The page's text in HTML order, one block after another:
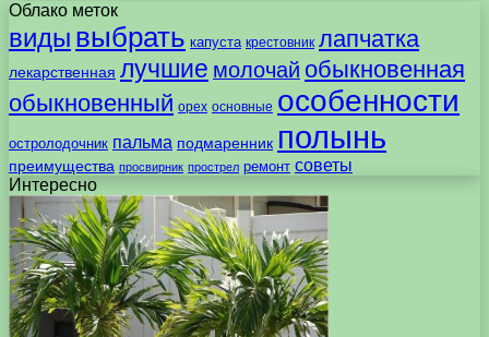
Облако меток
виды выбрать капуста крестовник лапчатка
лекарственная лучшие молочай обыкновенная
обыкновенный орех основные особенности
остролодочник пальма подмаренник полынь
преимущества просвирник прострел ремонт советы
Интересно